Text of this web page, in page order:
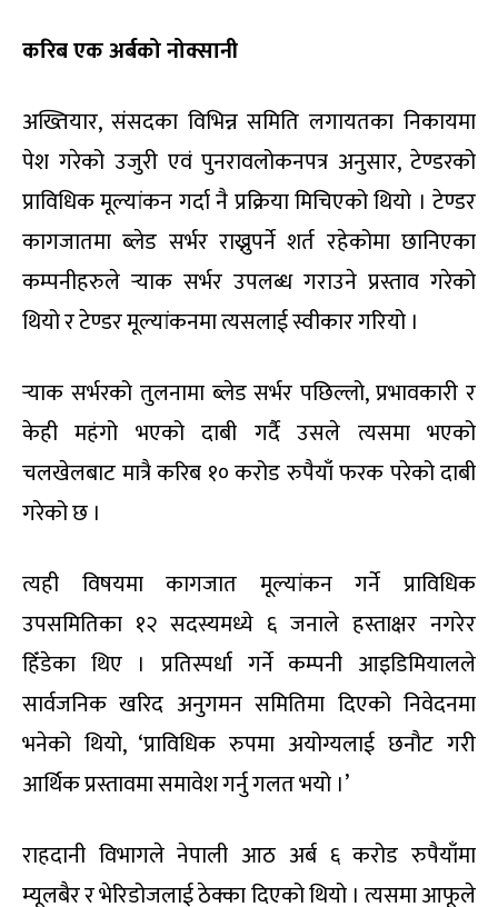
करिब एक अर्बको नोक्सानी
अख्तियार, संसदका विभिन्न समिति लगायतका निकायमा
पेश गरेको उजुरी एवं पुनरावलोकनपत्र अनुसार, टेण्डरको
प्राविधिक मूल्यांकन गर्दा नै प्रक्रिया मिचिएको थियो । टेण्डर
कागजातमा ब्लेड सर्भर राख्नुपर्ने शर्त रहेकोमा छानिएका
कम्पनीहरुले र्‍याक सर्भर उपलब्ध गराउने प्रस्ताव गरेको
थियो र टेण्डर मूल्यांकनमा त्यसलाई स्वीकार गरियो ।
र्‍याक सर्भरको तुलनामा ब्लेड सर्भर पछिल्लो, प्रभावकारी र
केही महंगो भएको दाबी गर्दै उसले त्यसमा भएको
चलखेलबाट मात्रै करिब १० करोड रुपैयाँ फरक परेको दाबी
गरेको छ ।
त्यही विषयमा कागजात मूल्यांकन गर्ने प्राविधिक
उपसमितिका १२ सदस्यमध्ये ६ जनाले हस्ताक्षर नगरेर
हिँडेका थिए । प्रतिस्पर्धा गर्ने कम्पनी आइडिमियालले
सार्वजनिक खरिद अनुगमन समितिमा दिएको निवेदनमा
भनेको थियो, ‘प्राविधिक रुपमा अयोग्यलाई छनौट गरी
आर्थिक प्रस्तावमा समावेश गर्नु गलत भयो ।’
राहदानी विभागले नेपाली आठ अर्ब ६ करोड रुपैयाँमा
म्यूलबैर र भेरिडोजलाई ठेक्का दिएको थियो । त्यसमा आफूले